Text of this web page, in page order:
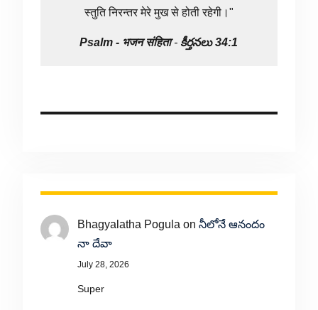
स्तुति निरन्तर मेरे मुख से होती रहेगी।"
Psalm - भजन संहिता- కీర్తనలు 34:1
Bhagyalatha Pogula on నీలోనే ఆనందం
నా దేవా
July 28, 2026
Super